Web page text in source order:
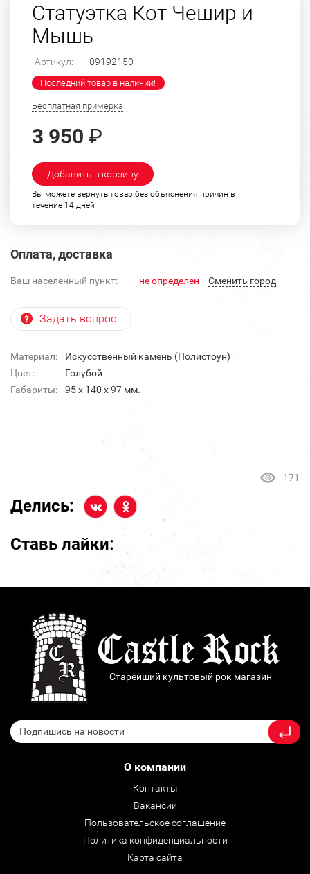
Статуэтка Кот Чешир и
Мышь
Артикул: 09192150
Последний товар в наличии!
Бесплатная примерка
3 950 ₽
Добавить в корзину
Вы можете вернуть товар без объяснения причин в
течение 14 дней
Оплата, доставка
Ваш населенный пункт: не определен Cменить город
Задать вопрос
Материал:
Искусственный камень (Полистоун)
Цвет:
Голубой
Габариты:
95 х 140 х 97 мм.
171
Делись:
Ставь лайки:
Старейший культовый рок магазин
О компании
Контакты
Вакансии
Пользовательское соглашение
Политика конфиденциальности
Карта сайта